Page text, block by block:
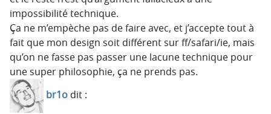
impossibilité technique.
Ça ne m’empèche pas de faire avec, et j’accepte tout à
fait que mon design soit différent sur ff/safari/ie, mais
qu’on ne fasse pas passer une lacune technique pour
une super philosophie, ça ne prends pas.
br1o dit :